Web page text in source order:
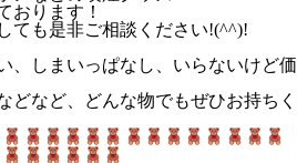
おります！
ても是非ご相談ください!(^^)!
、しまいっぱなし、いらないけど価
どなど、どんな物でもぜひお持ちく